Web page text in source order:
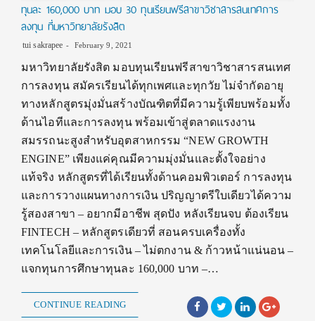
ทุนละ 160,000 บาท มอบ 30 ทุนเรียนฟรีสาขาวิชาสารสนเทศการ
ลงทุน ที่มหาวิทยาลัยรังสิต
tui sakrapee February 9, 2021
มหาวิทยาลัยรังสิต มอบทุนเรียนฟรีสาขาวิชาสารสนเทศ
การลงทุน สมัครเรียนได้ทุกเพศและทุกวัย ไม่จำกัดอายุ
ทางหลักสูตรมุ่งมั่นสร้างบัณฑิตที่มีความรู้เพียบพร้อมทั้ง
ด้านไอทีและการลงทุน พร้อมเข้าสู่ตลาดแรงงาน
สมรรถนะสูงสำหรับอุตสาหกรรม “NEW GROWTH
ENGINE” เพียงแค่คุณมีความมุ่งมั่นและตั้งใจอย่าง
แท้จริง หลักสูตรที่ได้เรียนทั้งด้านคอมพิวเตอร์ การลงทุน
และการวางแผนทางการเงิน ปริญญาตรีใบเดียวได้ความ
รู้สองสาขา – อยากมีอาชีพ สุดปัง หลังเรียนจบ ต้องเรียน
FINTECH – หลักสูตรเดียวที่ สอนครบเครื่องทั้ง
เทคโนโลยีและการเงิน – ไม่ตกงาน & ก้าวหน้าแน่นอน –
แจกทุนการศึกษาทุนละ 160,000 บาท –…
CONTINUE READING